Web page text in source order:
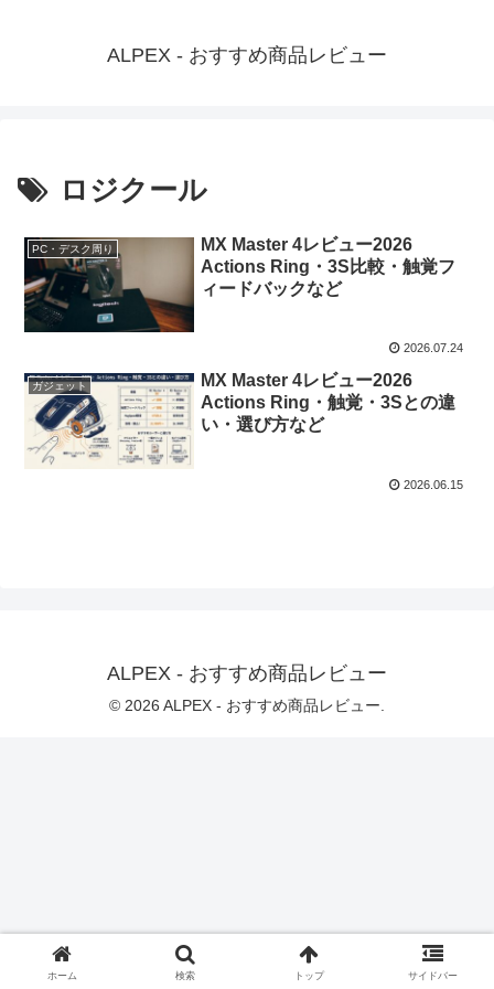
ALPEX - おすすめ商品レビュー
ロジクール
PC・デスク周り
MX Master 4レビュー2026
Actions Ring・3S比較・触覚フ
ィードバックなど
2026.07.24
ガジェット
MX Master 4レビュー2026
Actions Ring・触覚・3Sとの違
い・選び方など
2026.06.15
ALPEX - おすすめ商品レビュー
© 2026 ALPEX - おすすめ商品レビュー.
ホーム 検索 トップ サイドバー